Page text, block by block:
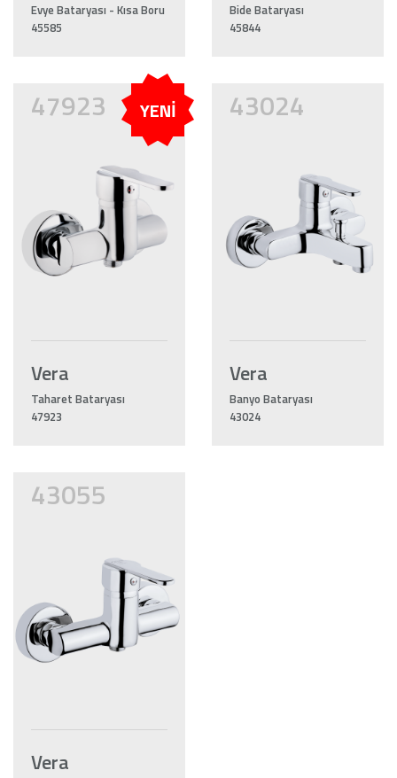
Evye Bataryası - Kısa Boru
45585
Bide Bataryası
45844
47923 YENİ
Vera
Taharet Bataryası
47923
43024
Vera
Banyo Bataryası
43024
43055
Vera